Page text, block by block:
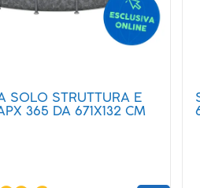
SOLO STRUTTURA E
365 DA 671X132 CM